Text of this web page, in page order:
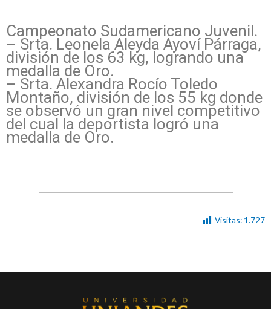
Campeonato Sudamericano Juvenil.
– Srta. Leonela Aleyda Ayoví Párraga,
división de los 63 kg, logrando una
medalla de Oro.
– Srta. Alexandra Rocío Toledo
Montaño, división de los 55 kg donde
se observó un gran nivel competitivo
del cual la deportista logró una
medalla de Oro.
Visitas: 1.727